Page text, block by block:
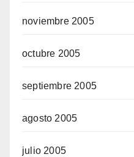
noviembre 2005
octubre 2005
septiembre 2005
agosto 2005
julio 2005